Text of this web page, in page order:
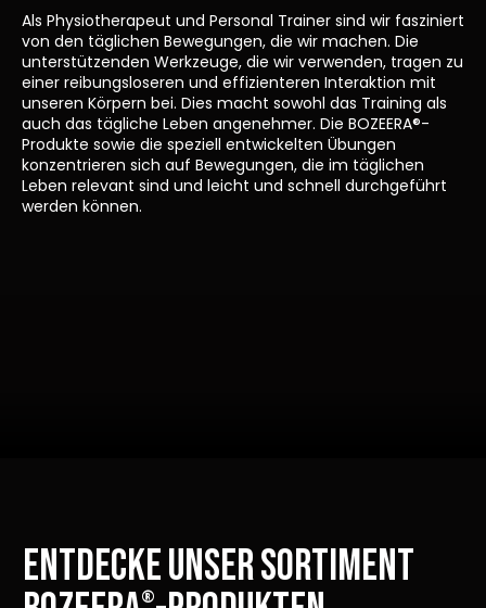
Als Physiotherapeut und Personal Trainer sind wir fasziniert
von den täglichen Bewegungen, die wir machen. Die
unterstützenden Werkzeuge, die wir verwenden, tragen zu
einer reibungsloseren und effizienteren Interaktion mit
unseren Körpern bei. Dies macht sowohl das Training als
auch das tägliche Leben angenehmer. Die BOZEERA®-
Produkte sowie die speziell entwickelten Übungen
konzentrieren sich auf Bewegungen, die im täglichen
Leben relevant sind und leicht und schnell durchgeführt
werden können.
ENTDECKE UNSER SORTIMENT
®